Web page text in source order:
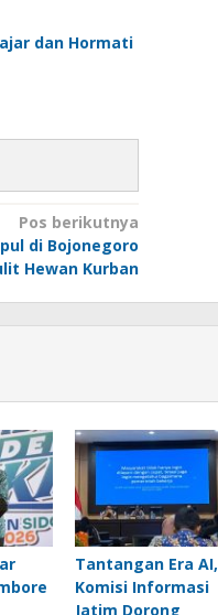
dan Hormati
Pos berikutnya
di Bojonegoro
Hewan Kurban
Tantangan Era AI,
Komisi Informasi
Jatim Dorong